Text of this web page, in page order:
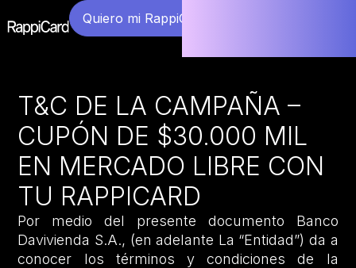
Quiero mi RappiCard
T&C DE LA CAMPAÑA –
CUPÓN DE $30.000 MIL
EN MERCADO LIBRE CON
TU RAPPICARD
Por medio del presente documento Banco
Davivienda S.A., (en adelante La “Entidad”) da a
conocer los términos y condiciones de la